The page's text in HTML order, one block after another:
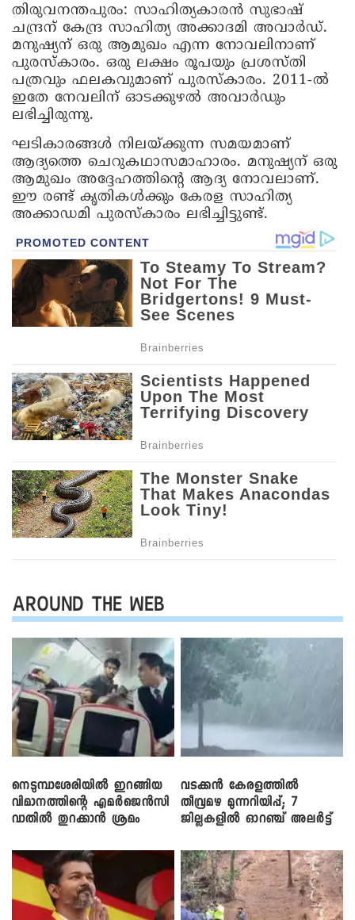
തിരുവനന്തപുരം: സാഹിത്യകാരൻ സുഭാഷ്
ചന്ദ്രന് കേന്ദ്ര സാഹിത്യ അക്കാദമി അവാർഡ്.
മനുഷ്യന് ഒരു ആമുഖം എന്ന നോവലിനാണ്
പുരസ്‌കാരം. ഒരു ലക്ഷം രൂപയും പ്രശസ്തി
പത്രവും ഫലകവുമാണ് പുരസ്‌കാരം. 2011-ൽ
ഇതേ നേവലിന് ഓടക്കുഴൽ അവാർഡും
ലഭിച്ചിരുന്നു.
ഘടികാരങ്ങൾ നിലയ്ക്കുന്ന സമയമാണ്
ആദ്യത്തെ ചെറുകഥാസമാഹാരം. മനുഷ്യന് ഒരു
ആമുഖം അദ്ദേഹത്തിന്റെ ആദ്യ നോവലാണ്.
ഈ രണ്ട് കൃതികൾക്കും കേരള സാഹിത്യ
അക്കാ‌ഡമി പുരസ്കാരം ലഭിച്ചിട്ടുണ്ട്.
AROUND THE WEB
നെടുമ്പാശേരിയിൽ ഇറങ്ങിയ
വിമാനത്തിന്റെ എമർജെൻസി
വാതിൽ തുറക്കാൻ ശ്രമം
വടക്കൻ കേരളത്തിൽ
തീവ്രമഴ മുന്നറിയിപ്പ്; 7
ജില്ലകളിൽ ഓറഞ്ച് അലർട്ട്